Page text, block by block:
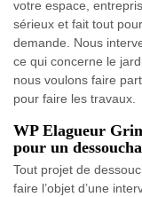
votre espace,
sérieux et fait tout
demande. Nous
ce qui concerne le
nous voulons faire
pour faire les travaux.
WP Elagueur
pour un
Tout projet de
faire l’objet d’une